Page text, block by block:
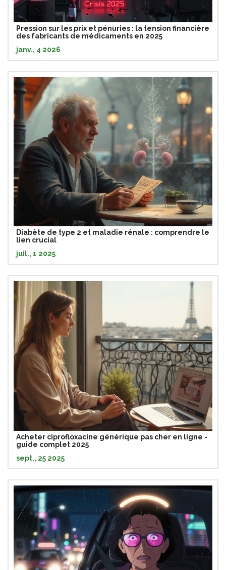
Pression sur les prix et pénuries : la tension financière
des fabricants de médicaments en 2025
janv., 4 2026
Diabète de type 2 et maladie rénale : comprendre le
lien crucial
juil., 1 2025
Acheter ciprofloxacine générique pas cher en ligne -
guide complet 2025
sept., 25 2025